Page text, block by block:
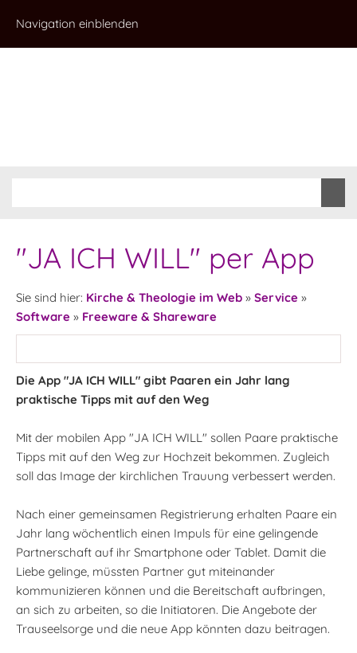
Navigation einblenden
"JA ICH WILL" per App
Sie sind hier: Kirche & Theologie im Web » Service »
Software » Freeware & Shareware
Die App "JA ICH WILL" gibt Paaren ein Jahr lang
praktische Tipps mit auf den Weg
Mit der mobilen App "JA ICH WILL" sollen Paare praktische
Tipps mit auf den Weg zur Hochzeit bekommen. Zugleich
soll das Image der kirchlichen Trauung verbessert werden.
Nach einer gemeinsamen Registrierung erhalten Paare ein
Jahr lang wöchentlich einen Impuls für eine gelingende
Partnerschaft auf ihr Smartphone oder Tablet. Damit die
Liebe gelinge, müssten Partner gut miteinander
kommunizieren können und die Bereitschaft aufbringen,
an sich zu arbeiten, so die Initiatoren. Die Angebote der
Trauseelsorge und die neue App könnten dazu beitragen.